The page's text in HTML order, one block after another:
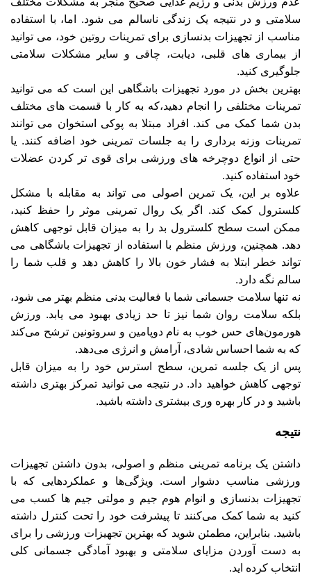
سلامتی و در نتیجه یک زندگی ناسالم می شود. اما، با استفاده
مناسب از تجهیزات بدنسازی برای تمرینات روتین خود، می توانید
از بیماری های قلبی، دیابت، چاقی و سایر مشکلات سلامتی
جلوگیری کنید.
بهترین بخش در مورد تجهیزات باشگاهی این است که می توانید
تمرینات مختلفی را انجام دهید،که به کار با قسمت های مختلف
بدن شما کمک می کند. افراد مبتلا به پوکی استخوان می توانند
تمرینات وزنه برداری را به جلسات تمرینی خود اضافه کنند. یا
حتی از انواع دوچرخه های ورزشی برای قوی تر کردن عضلات
خود استفاده کنید.
علاوه بر این، یک تمرین اصولی می تواند به مقابله با مشکل
کلسترول کمک کند. اگر یک روال تمرینی موثر را حفظ کنید،
ممکن است سطح کلسترول بد را به میزان قابل توجهی کاهش
دهد. همچنین، ورزش منظم با استفاده از تجهیزات باشگاهی می
تواند خطر ابتلا به فشار خون بالا را کاهش دهد و قلب شما را
سالم نگه دارد.
نه تنها سلامت جسمانی شما با فعالیت بدنی منظم بهتر می شود،
بلکه سلامت روان شما نیز تا حد زیادی بهبود می یابد. ورزش
هورمون‌های حس خوب به نام دوپامین و سروتونین ترشح می‌کند
که به شما احساس شادی، آرامش و انرژی می‌دهد.
پس از یک جلسه تمرین، سطح استرس خود را به میزان قابل
توجهی کاهش خواهید داد. در نتیجه می توانید تمرکز بهتری داشته
باشید و در کار بهره وری بیشتری داشته باشید.
نتیجه
داشتن یک برنامه تمرینی منظم و اصولی، بدون داشتن تجهیزات
ورزشی مناسب دشوار است. ویژگی‌ها و عملکردهایی که با
تجهیزات بدنسازی و انوام هوم جیم و مولتی جیم ها کسب می
کنید به شما کمک می‌کنند تا پیشرفت خود را تحت کنترل داشته
باشید. بنابراین، مطمئن شوید که بهترین تجهیزات ورزشی را برای
به دست آوردن مزایای سلامتی و بهبود آمادگی جسمانی کلی
انتخاب کرده اید.